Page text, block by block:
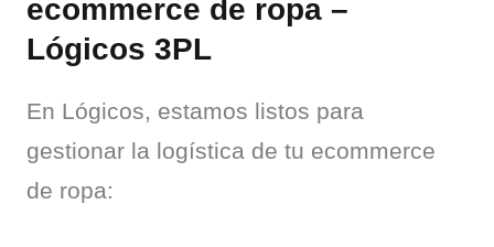
ecommerce de ropa –
Lógicos 3PL
En Lógicos, estamos listos para
gestionar la logística de tu ecommerce
de ropa: